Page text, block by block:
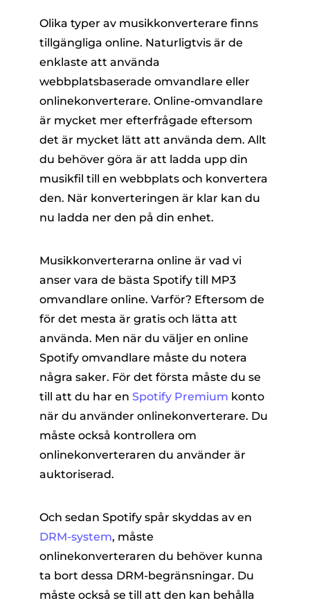
Olika typer av musikkonverterare finns
tillgängliga online. Naturligtvis är de
enklaste att använda
webbplatsbaserade omvandlare eller
onlinekonverterare. Online-omvandlare
är mycket mer efterfrågade eftersom
det är mycket lätt att använda dem. Allt
du behöver göra är att ladda upp din
musikfil till en webbplats och konvertera
den. När konverteringen är klar kan du
nu ladda ner den på din enhet.
Musikkonverterarna online är vad vi
anser vara de bästa Spotify till MP3
omvandlare online. Varför? Eftersom de
för det mesta är gratis och lätta att
använda. Men när du väljer en online
Spotify omvandlare måste du notera
några saker. För det första måste du se
till att du har en Spotify Premium konto
när du använder onlinekonverterare. Du
måste också kontrollera om
onlinekonverteraren du använder är
auktoriserad.
Och sedan Spotify spår skyddas av en
DRM-system, måste
onlinekonverteraren du behöver kunna
ta bort dessa DRM-begränsningar. Du
måste också se till att den kan behålla